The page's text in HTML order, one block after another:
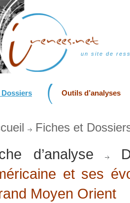
un site de
Dossiers Outils d’analyses
Fiches et
d’analyse
et ses
Moyen Orient